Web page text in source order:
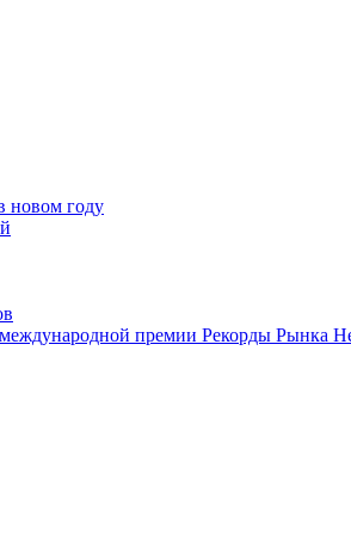
новом году
премии Рекорды Рынка